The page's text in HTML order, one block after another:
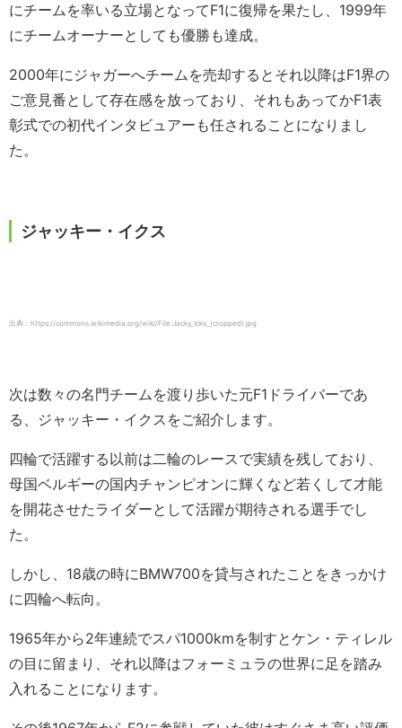
にチームを率いる立場となってF1に復帰を果たし、1999年
にチームオーナーとしても優勝も達成。
2000年にジャガーへチームを売却するとそれ以降はF1界の
ご意見番として存在感を放っており、それもあってかF1表
彰式での初代インタビュアーも任されることになりまし
た。
ジャッキー・イクス
出典：https://commons.wikimedia.org/wiki/File:Jacky_Ickx_(cropped).jpg
次は数々の名門チームを渡り歩いた元F1ドライバーであ
る、ジャッキー・イクスをご紹介します。
四輪で活躍する以前は二輪のレースで実績を残しており、
母国ベルギーの国内チャンピオンに輝くなど若くして才能
を開花させたライダーとして活躍が期待される選手でし
た。
しかし、18歳の時にBMW700を貸与されたことをきっかけ
に四輪へ転向。
1965年から2年連続でスパ1000kmを制すとケン・ティレル
の目に留まり、それ以降はフォーミュラの世界に足を踏み
入れることになります。